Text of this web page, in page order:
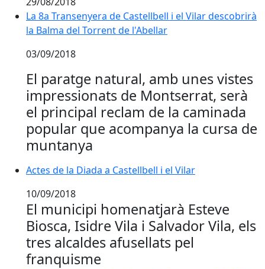
La 8a Transenyera de Castellbell i el Vilar descobrirà
La 8a Transenyera de Castellbell i el Vilar descobrirà
la Balma del Torrent de l'Abellar
03/09/2018
El paratge natural, amb unes vistes
impressionats de Montserrat, serà
el principal reclam de la caminada
popular que acompanya la cursa de
muntanya
Actes de la Diada a Castellbell i el Vilar
Actes de la Diada a Castellbell i el Vilar
10/09/2018
El municipi homenatjarà Esteve
Biosca, Isidre Vila i Salvador Vila, els
tres alcaldes afusellats pel
franquisme